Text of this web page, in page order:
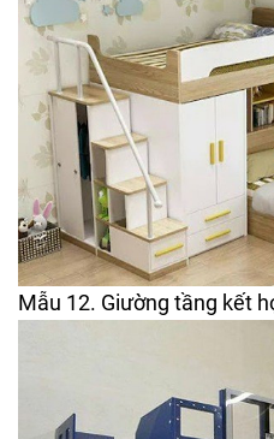
Mẫu 12. Giường tầng kết